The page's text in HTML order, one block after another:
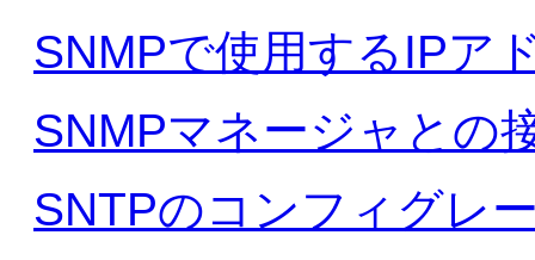
SNMPで使用するIPア
SNMPマネージャとの
SNTPのコンフィグレ